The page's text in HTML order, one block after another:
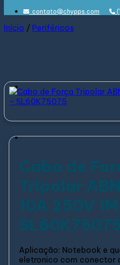
contato@chypps.com
Início / Periféricos
Cabo de
Tripolar
10A 250V
Aplicação: Notebook e
eletronico com conector